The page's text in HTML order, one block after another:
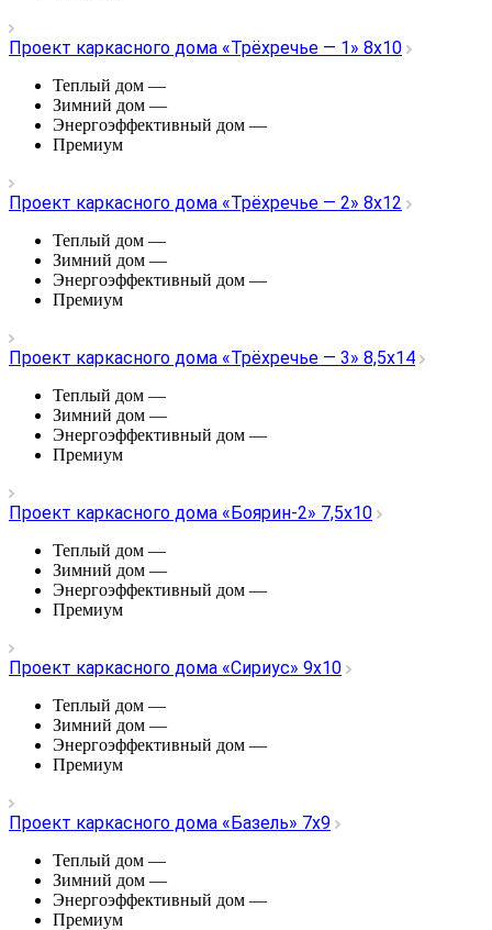
Проект каркасного дома «Трёхречье — 1» 8х10
Теплый дом —
Зимний дом —
Энергоэффективный дом —
Премиум
Проект каркасного дома «Трёхречье — 2» 8х12
Теплый дом —
Зимний дом —
Энергоэффективный дом —
Премиум
Проект каркасного дома «Трёхречье — 3» 8,5х14
Теплый дом —
Зимний дом —
Энергоэффективный дом —
Премиум
Проект каркасного дома «Боярин-2» 7,5х10
Теплый дом —
Зимний дом —
Энергоэффективный дом —
Премиум
Проект каркасного дома «Сириус» 9х10
Теплый дом —
Зимний дом —
Энергоэффективный дом —
Премиум
Проект каркасного дома «Базель» 7х9
Теплый дом —
Зимний дом —
Энергоэффективный дом —
Премиум